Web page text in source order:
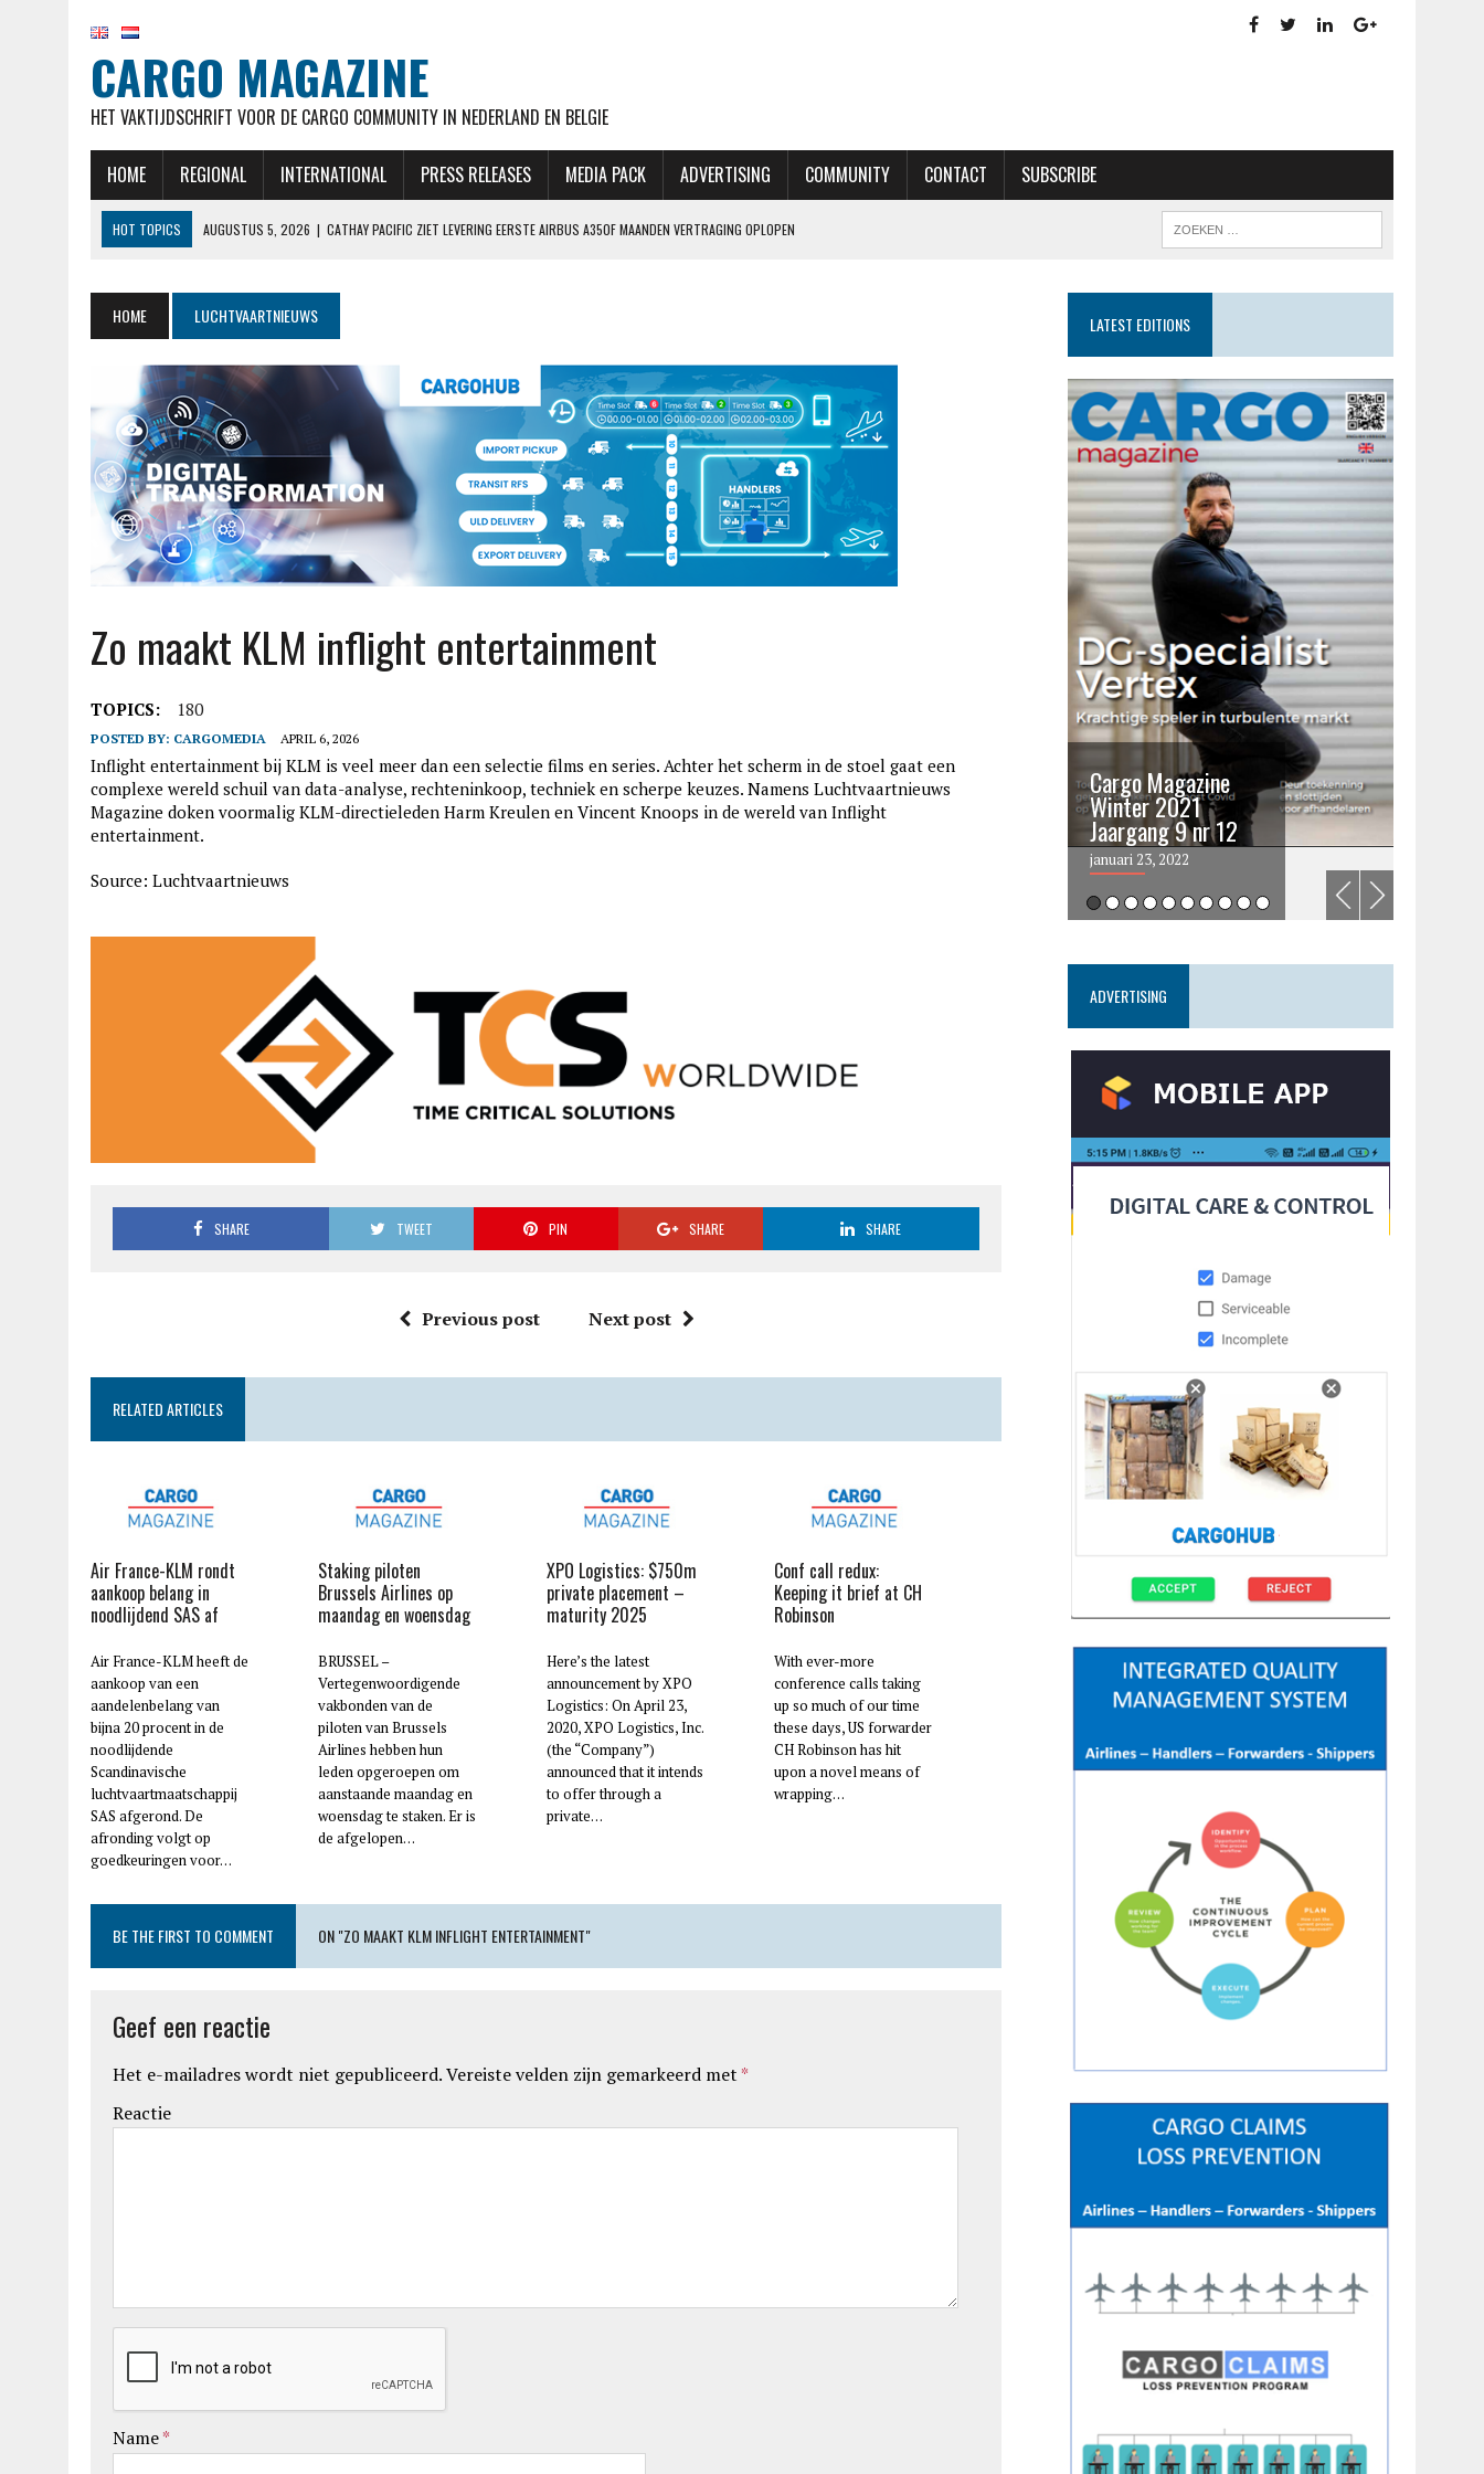
CARGO MAGAZINE
HET VAKTIJDSCHRIFT VOOR DE CARGO COMMUNITY IN NEDERLAND EN BELGIE
HOME REGIONAL INTERNATIONAL PRESS RELEASES MEDIA PACK ADVERTISING COMMUNITY CONTACT SUBSCRIBE
HOT TOPICS AUGUSTUS 5, 2026 | CATHAY PACIFIC ZIET LEVERING EERSTE AIRBUS A350F MAANDEN VERTRAGING OPLOPEN
AUGUSTUS 5, 2026 | OEKRAÏENSE ANTONOV MOGELIJK ONTSNAPT AAN AANSLAG OP LUCHTHAVEN LEIPZIG
AUGUSTUS 5, 2026 | RAAMSTOELTJE IN DE BUSINESSCLASS? BIJ LUFTHANSA KOST DAT 170 EURO EXTRA
HOME LUCHTVAARTNIEUWS
Zo maakt KLM inflight entertainment
TOPICS: 180
POSTED BY: CARGOMEDIA APRIL 6, 2026
Inflight entertainment bij KLM is veel meer dan een selectie films en series. Achter het scherm in de stoel gaat een
complexe wereld schuil van data-analyse, rechteninkoop, techniek en scherpe keuzes. Namens Luchtvaartnieuws
Magazine doken voormalig KLM-directieleden Harm Kreulen en Vincent Knoops in de wereld van Inflight
entertainment.
Source: Luchtvaartnieuws
SHARE TWEET PIN SHARE SHARE
Previous post Next post
RELATED ARTICLES
Air France-KLM rondt
aankoop belang in
noodlijdend SAS af
Air France-KLM heeft de
aankoop van een
aandelenbelang van
bijna 20 procent in de
noodlijdende
Scandinavische
luchtvaartmaatschappij
SAS afgerond. De
afronding volgt op
goedkeuringen voor…
Staking piloten
Brussels Airlines op
maandag en woensdag
BRUSSEL –
Vertegenwoordigende
vakbonden van de
piloten van Brussels
Airlines hebben hun
leden opgeroepen om
aanstaande maandag en
woensdag te staken. Er is
de afgelopen…
XPO Logistics: $750m
private placement –
maturity 2025
Here’s the latest
announcement by XPO
Logistics: On April 23,
2020, XPO Logistics, Inc.
(the “Company”)
announced that it intends
to offer through a
private…
Conf call redux:
Keeping it brief at CH
Robinson
With ever-more
conference calls taking
up so much of our time
these days, US forwarder
CH Robinson has hit
upon a novel means of
wrapping…
BE THE FIRST TO COMMENT ON "ZO MAAKT KLM INFLIGHT ENTERTAINMENT"
Geef een reactie
Het e-mailadres wordt niet gepubliceerd.Vereiste velden zijn gemarkeerd met *
Reactie
Name*
LATEST EDITIONS
edition3
Cargo Magazine
Winter 2021
Jaargang 9 nr 12
januari 23, 2022
ADVERTISING